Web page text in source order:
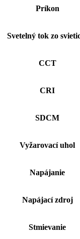
Príkon
Svetelný tok zo
CCT
CRI
SDCM
Vyžarovací uhol
Napájanie
Napájací zdroj
Stmievanie